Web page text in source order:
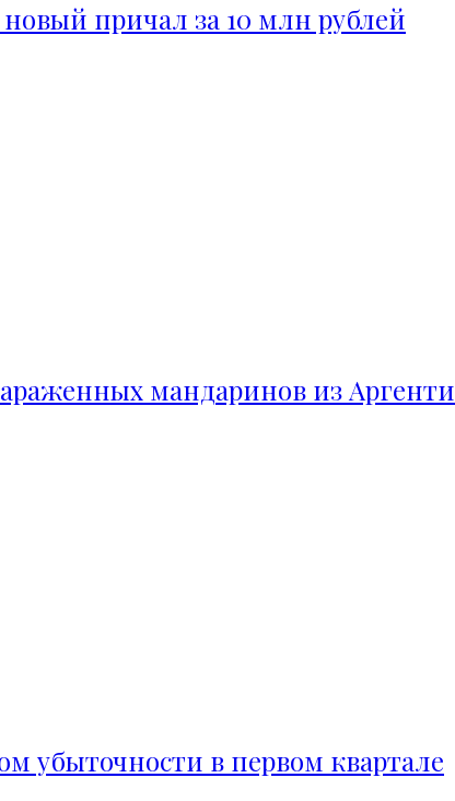
причал за 10 млн рублей
мандаринов из
убыточности в первом квартале